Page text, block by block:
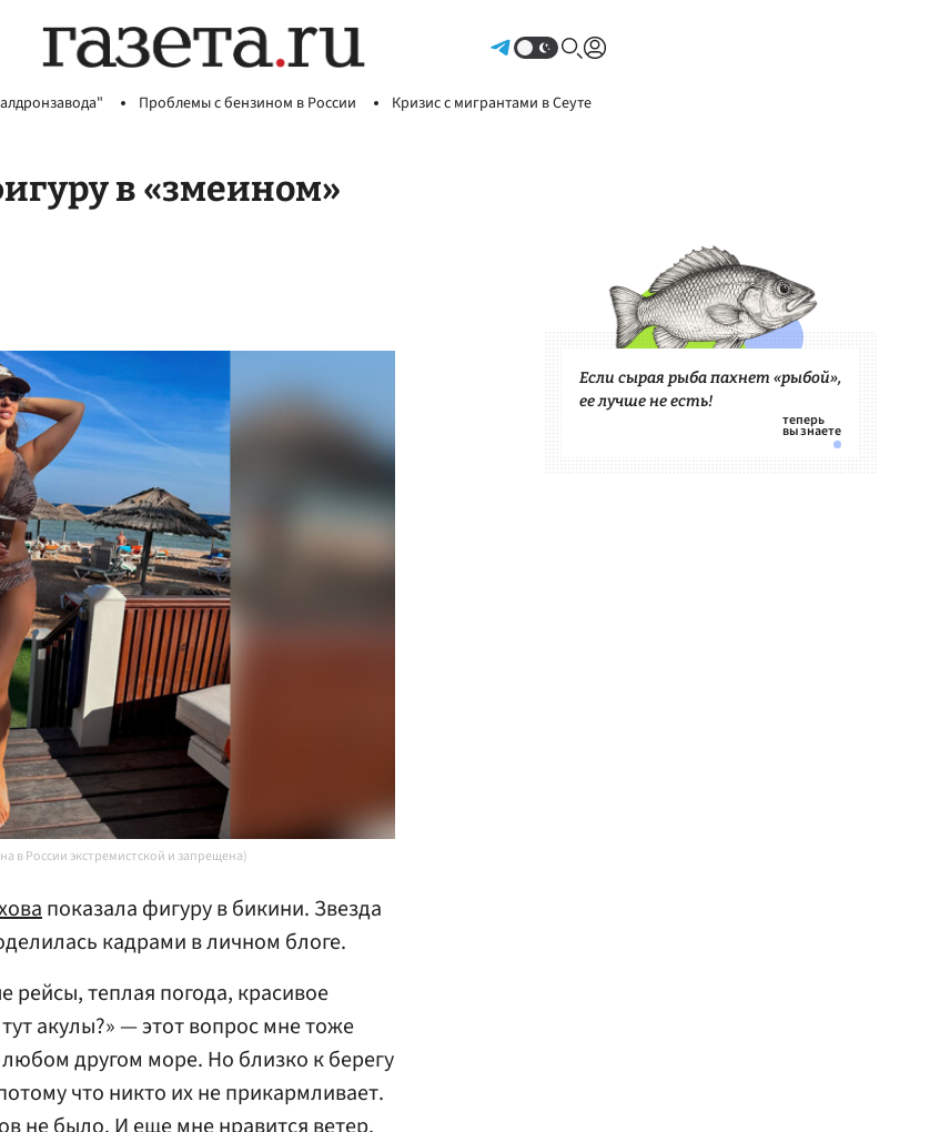
Проблемы с бензином в России Кризис с мигрантами в Сеуте
в «змеином»
в России экстремистской и запрещена)
показала фигуру в бикини. Звезда
кадрами в личном блоге.
рейсы, теплая погода, красивое
акулы?» — этот вопрос мне тоже
другом море. Но близко к берегу
что никто их не прикармливает.
Если сырая рыба пахнет «рыбой»,
ее лучше не есть!